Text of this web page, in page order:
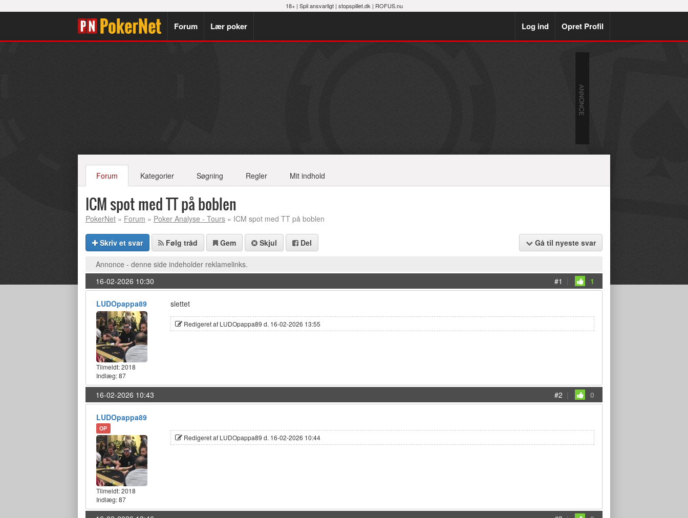
18+ | Spil ansvarligt| stopspillet.dk | ROFUS.nu
Forum Lær poker Log ind Opret Profil
Forum Kategorier Søgning Regler Mit indhold
ICM spot med TT på boblen
PokerNet » Forum » Poker Analyse - Tours » ICM spot med TT på boblen
Skriv et svar Følg tråd Gem Skjul Del Gå til nyeste svar
Annonce - denne side indeholder reklamelinks.
16-02-2026 10:30
#1 | 1
LUDOpappa89
Tilmeldt:2018
Indlæg: 87
slettet
Redigeret af LUDOpappa89 d. 16-02-2026 13:55
16-02-2026 10:43 #2 | 0
LUDOpappa89
OP
Tilmeldt:2018
Indlæg: 87
Redigeret af LUDOpappa89 d. 16-02-2026 10:44